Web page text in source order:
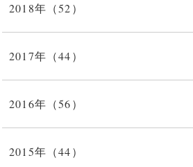
2018年（52）
2017年（44）
2016年（56）
2015年（44）